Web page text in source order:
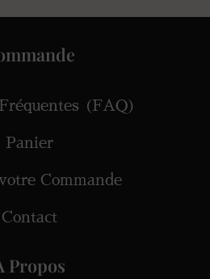
(FAQ)
Panier
Commande
Contact
Propos